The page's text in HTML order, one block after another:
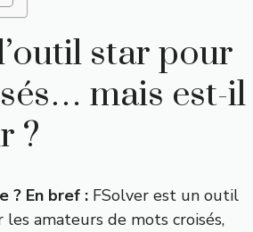
star pour
mais est-il
?
? En bref : FSolver est un outil
amateurs de mots croisés,